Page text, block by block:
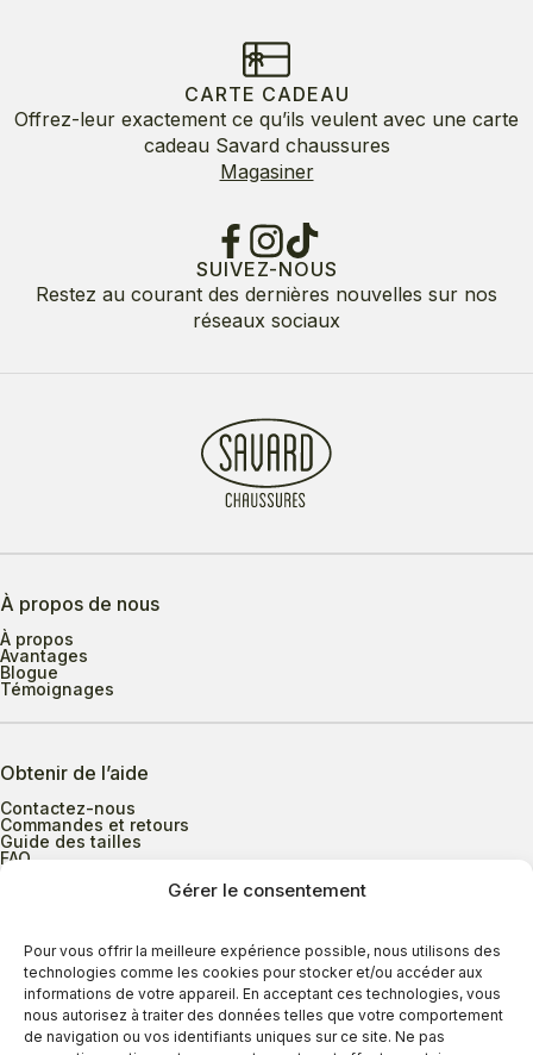
Gérer le consentement
Pour vous offrir la meilleure expérience possible, nous utilisons des
technologies comme les cookies pour stocker et/ou accéder aux
informations de votre appareil. En acceptant ces technologies, vous
nous autorisez à traiter des données telles que votre comportement
de navigation ou vos identifiants uniques sur ce site. Ne pas
CARTE CADEAU
Offrez-leur exactement ce qu’ils veulent avec une carte
cadeau Savard chaussures
Magasiner
SUIVEZ-NOUS
Restez au courant des dernières nouvelles sur nos
réseaux sociaux
À propos de nous
À propos
Avantages
Blogue
Témoignages
Obtenir de l’aide
Contactez-nous
Commandes et retours
Guide des tailles
FAQ
Heures d’ouverture
Lundi au mercredi
9h00 à 17h30
Jeudi
9h00 à 20h00